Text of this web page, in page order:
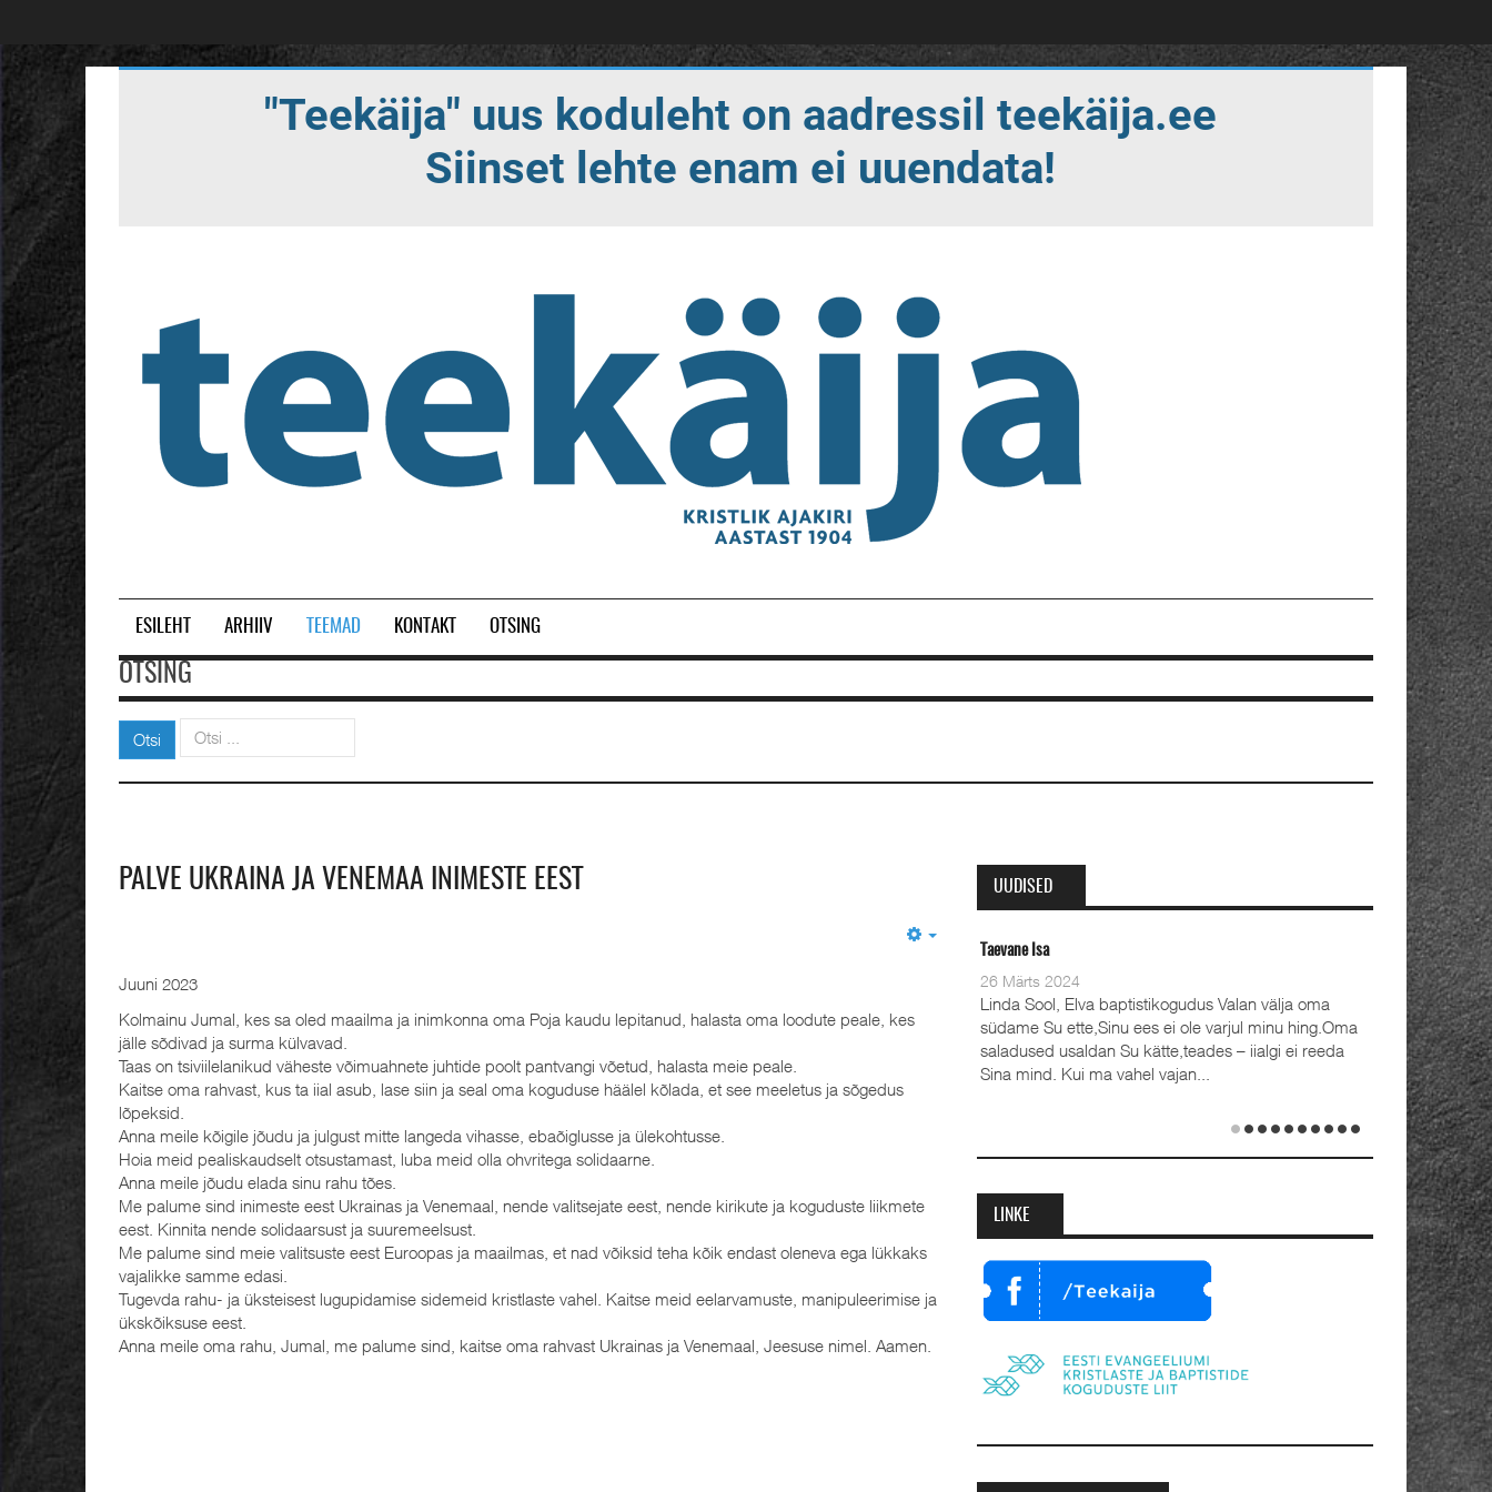
ESILEHT ARHIIV TEEMAD KONTAKT OTSING
OTSING
Otsi Otsi
PALVE UKRAINA JA VENEMAA INIMESTE EEST
Juuni 2023
Kolmainu Jumal, kes sa oled maailma ja inimkonna oma Poja kaudu lepitanud, halasta oma loodute peale, kes
jälle sõdivad ja surma külvavad.
Taas on tsiviilelanikud väheste võimuahnete juhtide poolt pantvangi võetud, halasta meie peale.
Kaitse oma rahvast, kus ta iial asub, lase siin ja seal oma koguduse häälel kõlada, et see meeletus ja sõgedus
lõpeksid.
Anna meile kõigile jõudu ja julgust mitte langeda vihasse, ebaõiglusse ja ülekohtusse.
Hoia meid pealiskaudselt otsustamast, luba meid olla ohvritega solidaarne.
Anna meile jõudu elada sinu rahu tões.
Me palume sind inimeste eest Ukrainas ja Venemaal, nende valitsejate eest, nende kirikute ja koguduste liikmete
eest. Kinnita nende solidaarsust ja suuremeelsust.
Me palume sind meie valitsuste eest Euroopas ja maailmas, et nad võiksid teha kõik endast oleneva ega lükkaks
vajalikke samme edasi.
Tugevda rahu- ja üksteisest lugupidamise sidemeid kristlaste vahel. Kaitse meid eelarvamuste, manipuleerimise ja
ükskõiksuse eest.
Anna meile oma rahu, Jumal, me palume sind, kaitse oma rahvast Ukrainas ja Venemaal, Jeesuse nimel. Aamen.
UUDISED
Linda Sool, Elva baptistikogudus Valan välja oma
südame Su ette,Sinu ees ei ole varjul minu hing.Oma
saladused usaldan Su kätte,teades – iialgi ei reeda
Sina mind. Kui ma vahel vajan...
Oleviste kahe pastori ordineerimine
Detsember 2023 Kaks aastat
advendipühapäeval seati
koguduses pastoriteks Teet
ja Rait Tõnnori (35), kelle kõrval
abikaasad Külli ja Hanna-Emilia.
toimus samuti 1. advendil, 3. detsembril
Jumalateenistusel jutlustasid EKB...
LINKE